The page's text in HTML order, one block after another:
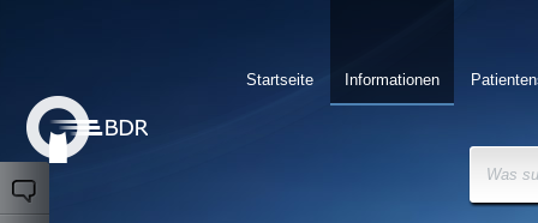
Informationen
Startseite
Was